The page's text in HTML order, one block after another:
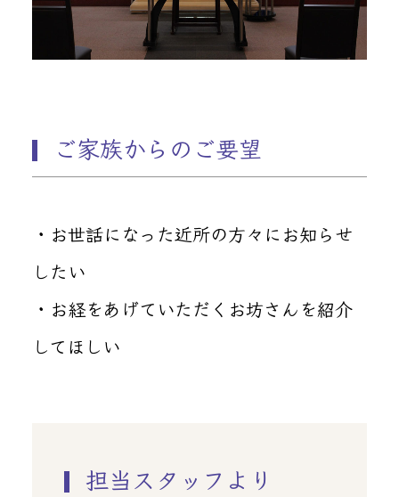
ご家族からのご要望
・お世話になった近所の方々にお知らせ
したい
・お経をあげていただくお坊さんを紹介
してほしい
担当スタッフより